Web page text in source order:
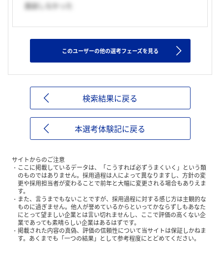
面談しなかった
このユーザーの他の選考フェーズを見る
検索結果に戻る
本選考体験記に戻る
サイトからのご注意
ここに掲載しているデータは、「こうすれば必ずうまくいく」という類
のものではありません。採用過程は人によって異なりますし、方針の変
更や採用担当者が変わることで前年と大幅に変更される場合もありえま
す。
また、言うまでもないことですが、採用過程に対する感じ方は主観的な
ものに過ぎません。他人が誉めているからといってかならずしもあなた
にとって望ましい企業とは言い切れませんし、ここで評価の高くない企
業であっても素晴らしい企業はあるはずです。
掲載された内容の真偽、評価の信頼性について当サイトは保証しかねま
す。あくまでも「一つの結果」として参考程度にとどめてください。